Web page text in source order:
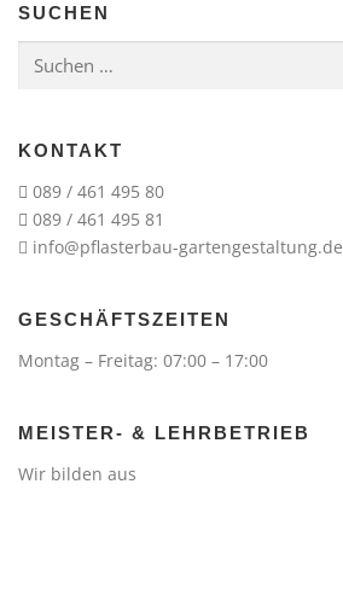
SUCHEN
Suchen
KONTAKT
089 / 461 495 80
089 / 461 495 81
info@pflasterbau-gartengestaltung.de
GESCHÄFTSZEITEN
Montag – Freitag: 07:00 – 17:00
MEISTER- & LEHRBETRIEB
Wir bilden aus